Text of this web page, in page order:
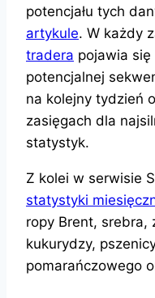
potencjału tych
artykule. W każdy
tradera pojawia
potencjalnej
na kolejny tydzień
zasięgach dla
statystyk.
Z kolei w serwisie
statystyki
ropy Brent, srebra,
kukurydzy,
pomarańczowego